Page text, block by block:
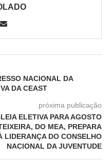
NACIONAL DA
DA CEAST
próxima publicação
ELETIVA PARA AGOSTO
DO MEA, PREPARA
LIDERANÇA DO CONSELHO
NACIONAL DA JUVENTUDE